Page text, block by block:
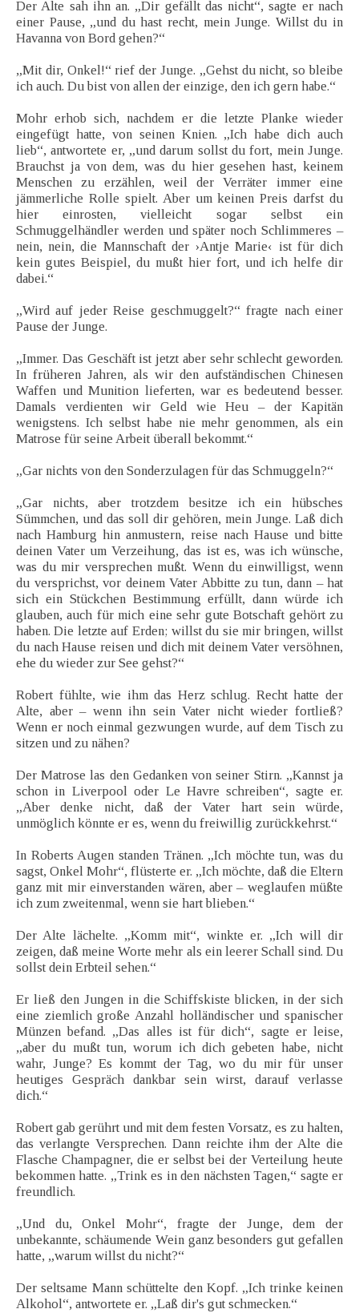
Der Alte sah ihn an. „Dir gefällt das nicht“, sagte er nach
einer Pause, „und du hast recht, mein Junge. Willst du in
Havanna von Bord gehen?“
„Mit dir, Onkel!“ rief der Junge. „Gehst du nicht, so bleibe
ich auch. Du bist von allen der einzige, den ich gern habe.“
Mohr erhob sich, nachdem er die letzte Planke wieder
eingefügt hatte, von seinen Knien. „Ich habe dich auch
lieb“, antwortete er, „und darum sollst du fort, mein Junge.
Brauchst ja von dem, was du hier gesehen hast, keinem
Menschen zu erzählen, weil der Verräter immer eine
jämmerliche Rolle spielt. Aber um keinen Preis darfst du
hier einrosten, vielleicht sogar selbst ein
Schmuggelhändler werden und später noch Schlimmeres –
nein, nein, die Mannschaft der ›Antje Marie‹ ist für dich
kein gutes Beispiel, du mußt hier fort, und ich helfe dir
dabei.“
„Wird auf jeder Reise geschmuggelt?“ fragte nach einer
Pause der Junge.
„Immer. Das Geschäft ist jetzt aber sehr schlecht geworden.
In früheren Jahren, als wir den aufständischen Chinesen
Waffen und Munition lieferten, war es bedeutend besser.
Damals verdienten wir Geld wie Heu – der Kapitän
wenigstens. Ich selbst habe nie mehr genommen, als ein
Matrose für seine Arbeit überall bekommt.“
„Gar nichts von den Sonderzulagen für das Schmuggeln?“
„Gar nichts, aber trotzdem besitze ich ein hübsches
Sümmchen, und das soll dir gehören, mein Junge. Laß dich
nach Hamburg hin anmustern, reise nach Hause und bitte
deinen Vater um Verzeihung, das ist es, was ich wünsche,
was du mir versprechen mußt. Wenn du einwilligst, wenn
du versprichst, vor deinem Vater Abbitte zu tun, dann – hat
sich ein Stückchen Bestimmung erfüllt, dann würde ich
glauben, auch für mich eine sehr gute Botschaft gehört zu
haben. Die letzte auf Erden; willst du sie mir bringen, willst
du nach Hause reisen und dich mit deinem Vater versöhnen,
ehe du wieder zur See gehst?“
Robert fühlte, wie ihm das Herz schlug. Recht hatte der
Alte, aber – wenn ihn sein Vater nicht wieder fortließ?
Wenn er noch einmal gezwungen wurde, auf dem Tisch zu
sitzen und zu nähen?
Der Matrose las den Gedanken von seiner Stirn. „Kannst ja
schon in Liverpool oder Le Havre schreiben“, sagte er.
„Aber denke nicht, daß der Vater hart sein würde,
unmöglich könnte er es, wenn du freiwillig zurückkehrst.“
In Roberts Augen standen Tränen. „Ich möchte tun, was du
sagst, Onkel Mohr“, flüsterte er. „Ich möchte, daß die Eltern
ganz mit mir einverstanden wären, aber – weglaufen müßte
ich zum zweitenmal, wenn sie hart blieben.“
Der Alte lächelte. „Komm mit“, winkte er. „Ich will dir
zeigen, daß meine Worte mehr als ein leerer Schall sind. Du
sollst dein Erbteil sehen.“
Er ließ den Jungen in die Schiffskiste blicken, in der sich
eine ziemlich große Anzahl holländischer und spanischer
Münzen befand. „Das alles ist für dich“, sagte er leise,
„aber du mußt tun, worum ich dich gebeten habe, nicht
wahr, Junge? Es kommt der Tag, wo du mir für unser
heutiges Gespräch dankbar sein wirst, darauf verlasse
dich.“
Robert gab gerührt und mit dem festen Vorsatz, es zu halten,
das verlangte Versprechen. Dann reichte ihm der Alte die
Flasche Champagner, die er selbst bei der Verteilung heute
bekommen hatte. „Trink es in den nächsten Tagen,“ sagte er
freundlich.
„Und du, Onkel Mohr“, fragte der Junge, dem der
unbekannte, schäumende Wein ganz besonders gut gefallen
hatte, „warum willst du nicht?“
Der seltsame Mann schüttelte den Kopf. „Ich trinke keinen
Alkohol“, antwortete er. „Laß dir's gut schmecken.“